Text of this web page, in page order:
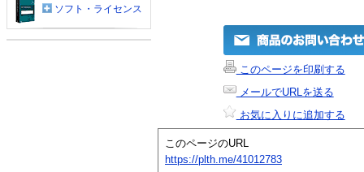
このページを印刷する
メールでURLを送る
お気に入りに追加する
このページのURL
https://plth.me/41012783
ソフト・ライセンス